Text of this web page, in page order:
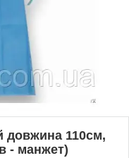
довжина 110см,
- манжет)